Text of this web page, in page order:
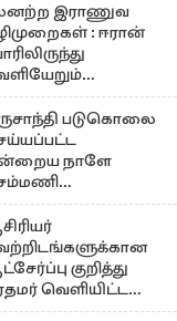
இராணுவ
: ஈரான்
தளபதி
படுகொலை
நாளே
குறித்து
வெளியிட்ட